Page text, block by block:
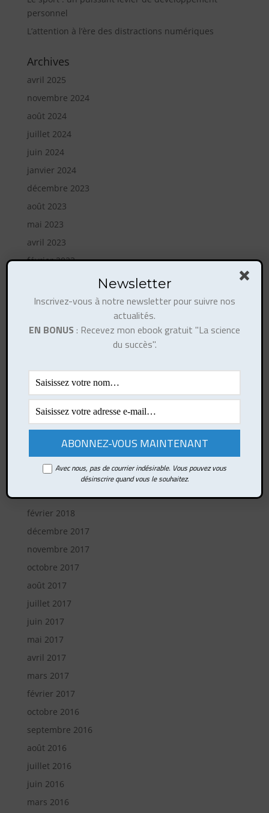
personnel
L’attention à l’ère des distractions numériques
Archives
avril 2025
novembre 2024
août 2024
juillet 2024
juin 2024
janvier 2024
décembre 2023
août 2023
mai 2023
avril 2023
février 2023
août 2022
janvier 2022
mai 2020
mars 2019
octobre 2018
août 2018
juin 2018
avril 2018
mars 2018
février 2018
décembre 2017
novembre 2017
octobre 2017
août 2017
juillet 2017
juin 2017
mai 2017
avril 2017
mars 2017
février 2017
octobre 2016
septembre 2016
août 2016
juillet 2016
juin 2016
mars 2016
Newsletter
Inscrivez-vous à notre newsletter pour suivre nos
actualités.
EN BONUS : Recevez mon ebook gratuit "La science
du succès".
Avec nous, pas de courrier indésirable. Vous pouvez vous
désinscrire quand vous le souhaitez.